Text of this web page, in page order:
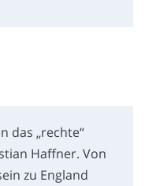
das „rechte“
Haffner. Von
zu England